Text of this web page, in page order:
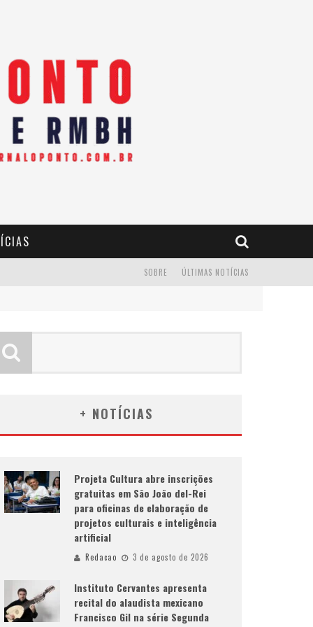
ÚLTIMAS NOTÍCIAS
SOBRE
+ NOTÍCIAS
Projeta Cultura abre inscrições
gratuitas em São João del-Rei
para oficinas de elaboração de
projetos culturais e inteligência
artificial
Redacao 3 de agosto de 2026
Instituto Cervantes apresenta
recital do alaudista mexicano
Francisco Gil na série Segunda